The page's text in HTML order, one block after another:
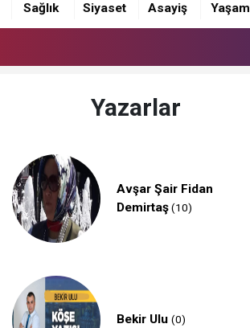
Sağlık Siyaset Asayiş Yaşam
Yazarlar
Avşar Şair Fidan
Demirtaş(10)
Bekir Ulu(0)